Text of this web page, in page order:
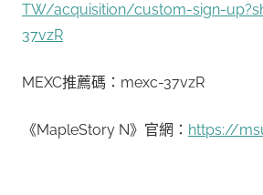
TW/acquisition/custom-sign-
37vzR
MEXC推薦碼：mexc-37vzR
《MapleStory N》官網： https://